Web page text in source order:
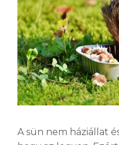
A sün nem háziállat